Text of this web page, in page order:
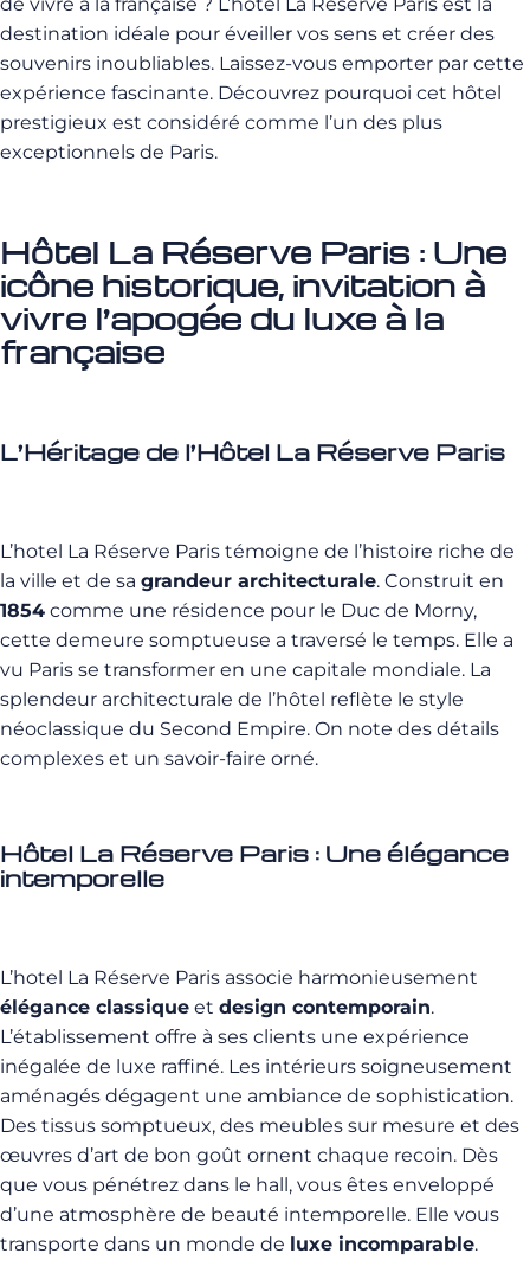
destination idéale pour éveiller vos sens et créer des
souvenirs inoubliables. Laissez-vous emporter par cette
expérience fascinante. Découvrez pourquoi cet hôtel
prestigieux est considéré comme l’un des plus
exceptionnels de Paris.
Hôtel La Réserve Paris : Une
icône historique, invitation à
vivre l’apogée du luxe à la
française
L’Héritage de l’Hôtel La Réserve Paris
L’hotel La Réserve Paris témoigne de l’histoire riche de
la ville et de sa grandeur architecturale. Construit en
1854 comme une résidence pour le Duc de Morny,
cette demeure somptueuse a traversé le temps. Elle a
vu Paris se transformer en une capitale mondiale. La
splendeur architecturale de l’hôtel reflète le style
néoclassique du Second Empire. On note des détails
complexes et un savoir-faire orné.
Hôtel La Réserve Paris : Une élégance
intemporelle
L’hotel La Réserve Paris associe harmonieusement
élégance classique et design contemporain.
L’établissement offre à ses clients une expérience
inégalée de luxe raffiné. Les intérieurs soigneusement
aménagés dégagent une ambiance de sophistication.
Des tissus somptueux, des meubles sur mesure et des
œuvres d’art de bon goût ornent chaque recoin. Dès
que vous pénétrez dans le hall, vous êtes enveloppé
d’une atmosphère de beauté intemporelle. Elle vous
transporte dans un monde de luxe incomparable.